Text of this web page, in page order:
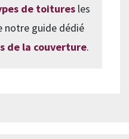
de toituresles
notre guide dédié
de la couverture.